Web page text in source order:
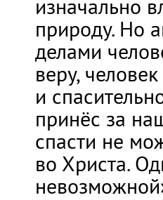
изначально
природу. Но
делами
веру,
и
принёс за
спасти не
во Христа.